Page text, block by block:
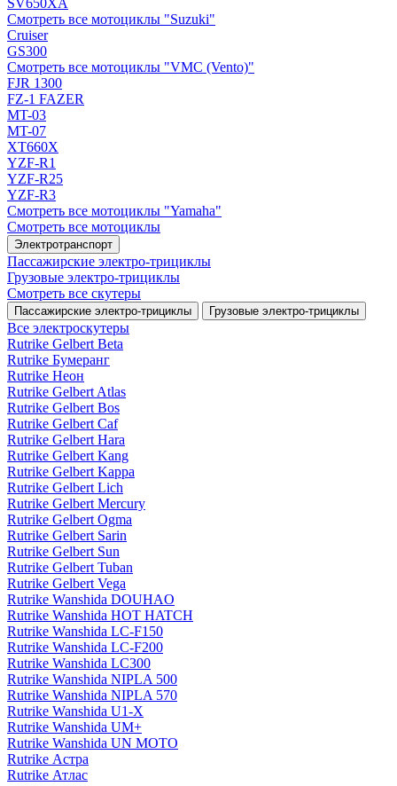
SV650XA
Смотреть все мотоциклы "Suzuki"
Cruiser
GS300
Смотреть все мотоциклы "VMC (Vento)"
FJR 1300
FZ-1 FAZER
MT-03
MT-07
XT660X
YZF-R1
YZF-R25
YZF-R3
Смотреть все мотоциклы "Yamaha"
Смотреть все мотоциклы
Электротранспорт
Пассажирские электро‑трициклы
Грузовые электро‑трициклы
Смотреть все скутеры
Пассажирские электро‑трициклы Грузовые электро‑трициклы
Все электро­скутеры
Rutrike Gelbert Beta
Rutrike Бумеранг
Rutrike Неон
Rutrike Gelbert Atlas
Rutrike Gelbert Bos
Rutrike Gelbert Caf
Rutrike Gelbert Hara
Rutrike Gelbert Kang
Rutrike Gelbert Kappa
Rutrike Gelbert Lich
Rutrike Gelbert Mercury
Rutrike Gelbert Ogma
Rutrike Gelbert Sarin
Rutrike Gelbert Sun
Rutrike Gelbert Tuban
Rutrike Gelbert Vega
Rutrike Wanshida DOUHAO
Rutrike Wanshida HOT HATCH
Rutrike Wanshida LC-F150
Rutrike Wanshida LC-F200
Rutrike Wanshida LC300
Rutrike Wanshida NIPLA 500
Rutrike Wanshida NIPLA 570
Rutrike Wanshida U1-X
Rutrike Wanshida UM+
Rutrike Wanshida UN MOTO
Rutrike Астра
Rutrike Атлас